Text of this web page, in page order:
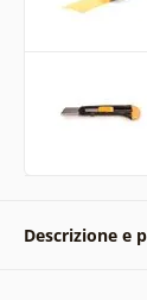
Descrizione e